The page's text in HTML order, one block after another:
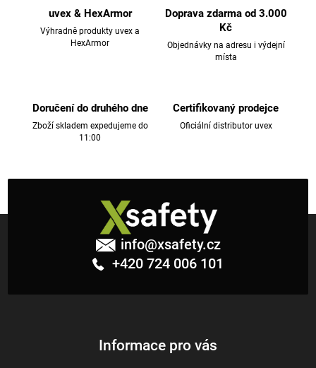
ý
i
s
u
uvex & HexArmor
Výhradně produkty uvex a
HexArmor
Doprava zdarma od 3.000
Kč
Objednávky na adresu i výdejní
místa
Doručení do druhého dne
Zboží skladem expedujeme do
11:00
Certifikovaný prodejce
Oficiální distributor uvex
info@xsafety.cz
+420 724 006 101
Informace pro vás